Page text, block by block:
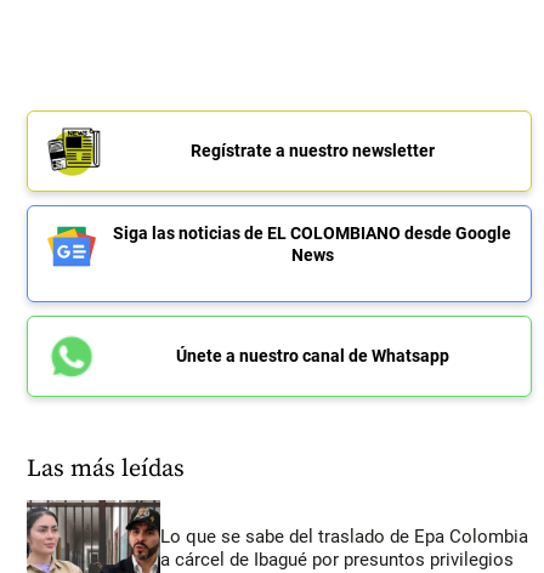
Regístrate a nuestro newsletter
Siga las noticias de EL COLOMBIANO desde Google
News
Únete a nuestro canal de Whatsapp
Las más leídas
Lo que se sabe del traslado de Epa Colombia
a cárcel de Ibagué por presuntos privilegios